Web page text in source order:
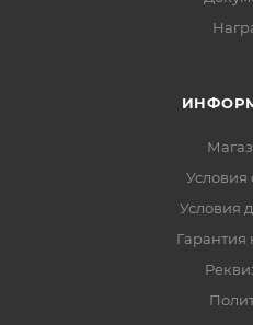
Условия
Условия
Гарантия